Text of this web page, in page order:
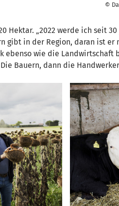
©
Hektar. „2022 werde ich seit
gibt in der Region, daran ist
ebenso wie die
Bauern, dann die